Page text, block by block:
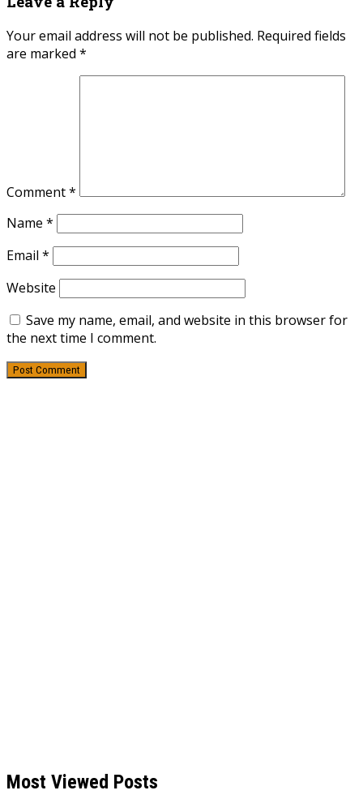
Your email address will not be published. Required fields
are marked *
Comment*
Name *
Email *
Website
Save my name, email, and website in this browser for
the next time I comment.
Most Viewed Posts